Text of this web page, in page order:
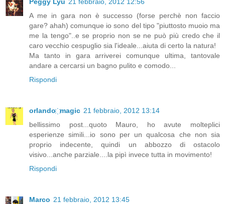
A me in gara non è successo (forse perchè non faccio
gare? ahah) comunque io sono del tipo "piuttosto muoio ma
me la tengo"..e se proprio non se ne può più credo che il
caro vecchio cespuglio sia l'ideale...aiuta di certo la natura!
Ma tanto in gara arriverei comunque ultima, tantovale
andare a cercarsi un bagno pulito e comodo...
Rispondi
orlando ҉ magic 21 febbraio, 2012 13:14
bellissimo post...quoto Mauro, ho avute molteplici
esperienze simili...io sono per un qualcosa che non sia
proprio indecente, quindi un abbozzo di ostacolo
visivo...anche parziale....la pipì invece tutta in movimento!
Rispondi
Marco 21 febbraio, 2012 13:45